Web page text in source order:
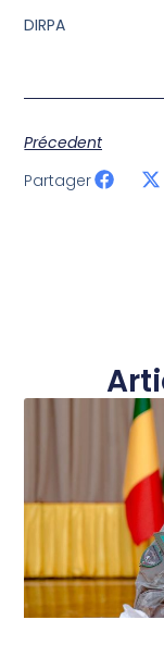
DIRPA
Précedent
Partager